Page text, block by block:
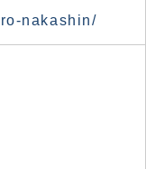
nakashin/